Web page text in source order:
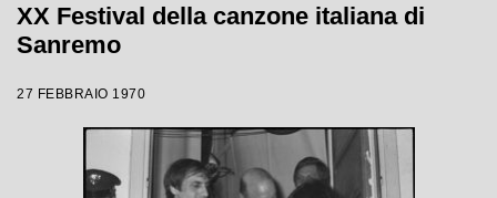
XX Festival della canzone italiana di
Sanremo
27 FEBBRAIO 1970